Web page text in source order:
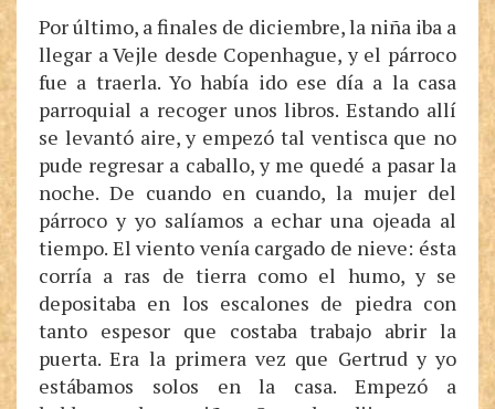
Por último, a finales de diciembre, la niña iba a
llegar a Vejle desde Copenhague, y el párroco
fue a traerla. Yo había ido ese día a la casa
parroquial a recoger unos libros. Estando allí
se levantó aire, y empezó tal ventisca que no
pude regresar a caballo, y me quedé a pasar la
noche. De cuando en cuando, la mujer del
párroco y yo salíamos a echar una ojeada al
tiempo. El viento venía cargado de nieve: ésta
corría a ras de tierra como el humo, y se
depositaba en los escalones de piedra con
tanto espesor que costaba trabajo abrir la
puerta. Era la primera vez que Gertrud y yo
estábamos solos en la casa. Empezó a